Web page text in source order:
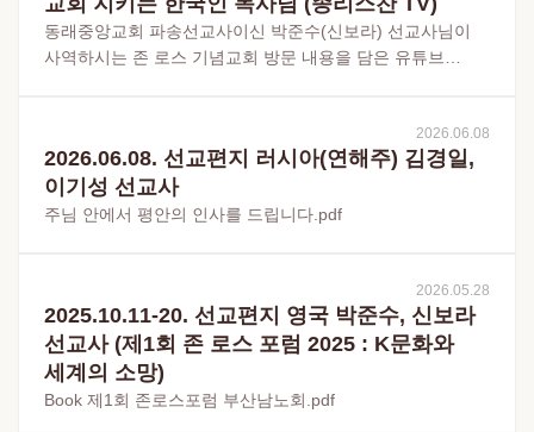
동래중앙교회 파송선교사이신 박준수(신보라) 선교사님이
사역하시는 존 로스 기념교회 방문 내용을 담은 유튜브
2026.06.08
2026.06.08. 선교편지 러시아(연해주) 김경일,
이기성 선교사
주님 안에서 평안의 인사를 드립니다.pdf
2026.05.28
2025.10.11-20. 선교편지 영국 박준수, 신보라
선교사 (제1회 존 로스 포럼 2025 : K문화와
세계의 소망)
Book 제1회 존로스포럼 부산남노회.pdf